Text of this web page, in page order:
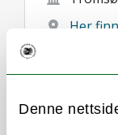
Denne
Her